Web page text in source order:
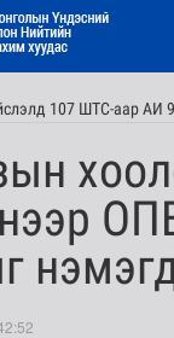
107 ШТС-аар АИ